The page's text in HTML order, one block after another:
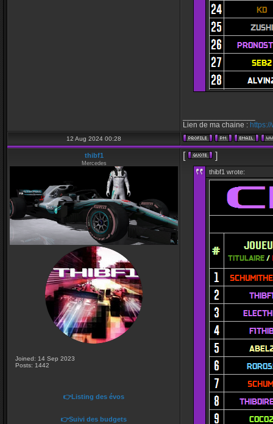
Lien de ma chaine :
12 Aug 2024 00:28
thibf1
Mercedes
Joined: 14 Sep 2023
Posts: 1442
👉Listing des évos
👉Suivi des budgets
[ ]
thibf1 wrote: